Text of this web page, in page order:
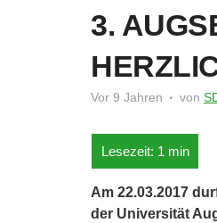
3.
Vor 9 Jahren von
Am 22.03.2017
der Universität